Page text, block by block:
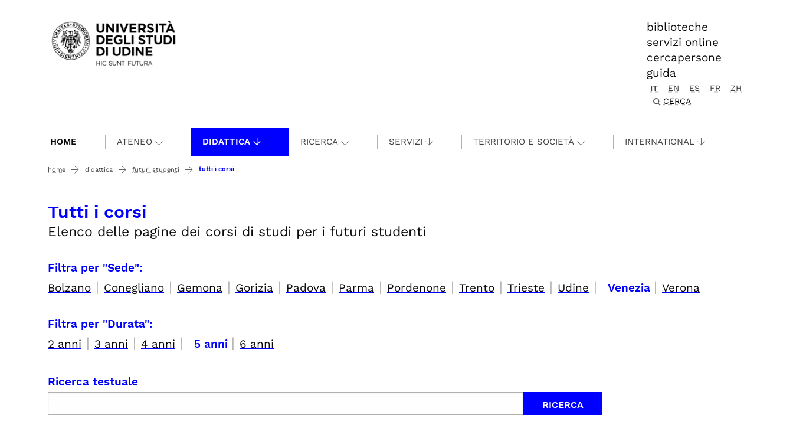
Passa al contenuto principale
biblioteche
servizi online
cercapersone
guida
IT EN ES FR
ZH
CERCA
HOME ATENEO DIDATTICA RICERCA SERVIZI TERRITORIO E SOCIETÀ INTERNATIONAL
home didattica futuri studenti tutti i corsi
Tutti i corsi
Elenco delle pagine dei corsi di studi per i futuri studenti
Filtra per "Sede":
Bolzano | Conegliano | Gemona | Gorizia | Padova | Parma | Pordenone | Trento | Trieste | Udine | Venezia | Verona
Filtra per "Durata":
2 anni | 3 anni | 4 anni | 5 anni | 6 anni
Ricerca testuale